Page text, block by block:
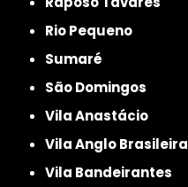
Rio Pequeno
Sumaré
São Domingos
Vila Anastácio
Vila Anglo Brasileira
Vila Bandeirantes